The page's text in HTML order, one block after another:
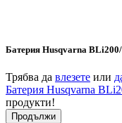
Батерия Husqvarna
Трябва да влезете или
Батерия Husqvarna
продукти!
Продължи